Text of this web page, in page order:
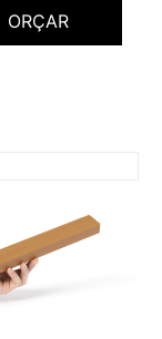
ORÇAR